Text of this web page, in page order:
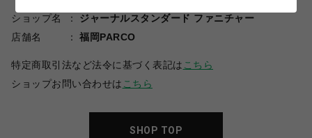
ショップ名
ジャーナルスタンダード ファニチャー
店舗名
福岡PARCO
特定商取引法など法令に基づく表記は こちら
ショップお問い合わせは こちら
SHOP TOP